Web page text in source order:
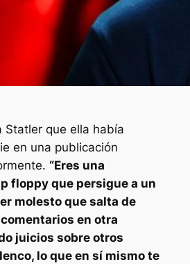
Statler que ella había
en una publicación
“Eres una
floppy que persigue a un
molesto que salta de
en otra
juicios sobre otros
lo que en sí mismo te